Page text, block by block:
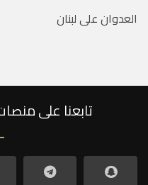
العدوان على لبنان
تابعنا على